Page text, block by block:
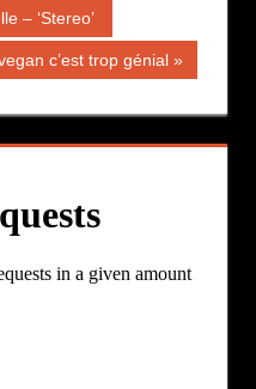
– ‘Stereo’
c’est trop génial